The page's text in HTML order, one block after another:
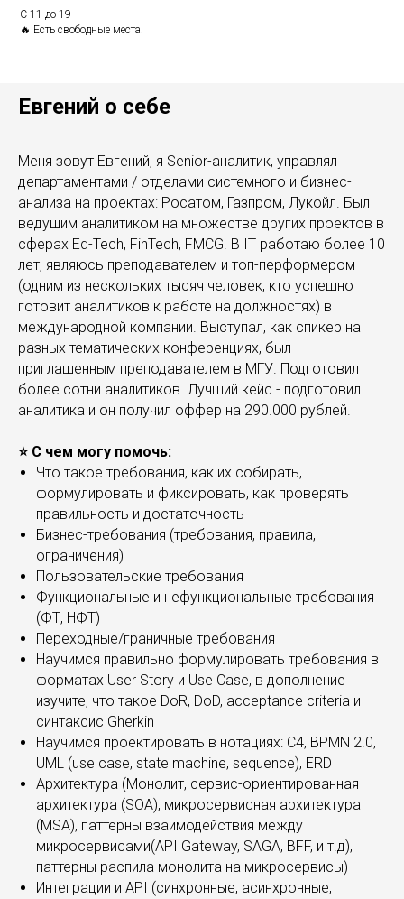
С 11 до 19
🔥 Есть свободные места.
Евгений о себе
Меня зовут Евгений, я Senior-аналитик, управлял
департаментами / отделами системного и бизнес-
анализа на проектах: Росатом, Газпром, Лукойл. Был
ведущим аналитиком на множестве других проектов в
сферах Ed-Tech, FinTech, FMCG. В IT работаю более 10
лет, являюсь преподавателем и топ-перформером
(одним из нескольких тысяч человек, кто успешно
готовит аналитиков к работе на должностях) в
международной компании. Выступал, как спикер на
разных тематических конференциях, был
приглашенным преподавателем в МГУ. Подготовил
более сотни аналитиков. Лучший кейс - подготовил
аналитика и он получил оффер на 290.000 рублей.
⭐️ С чем могу помочь:
Что такое требования, как их собирать,
формулировать и фиксировать, как проверять
правильность и достаточность
Бизнес-требования (требования, правила,
ограничения)
Пользовательские требования
Функциональные и нефункциональные требования
(ФТ, НФТ)
Переходные/граничные требования
Научимся правильно формулировать требования в
форматах User Story и Use Case, в дополнение
изучите, что такое DoR, DoD, acceptance criteria и
синтаксис Gherkin
Научимся проектировать в нотациях: С4, BPMN 2.0,
UML (use case, state machine, sequence), ERD
Архитектура (Монолит, сервис-ориентированная
архитектура (SOA), микросервисная архитектура
(MSA), паттерны взаимодействия между
микросервисами(API Gateway, SAGA, BFF, и т.д),
паттерны распила монолита на микросервисы)
Интеграции и API (синхронные, асинхронные,